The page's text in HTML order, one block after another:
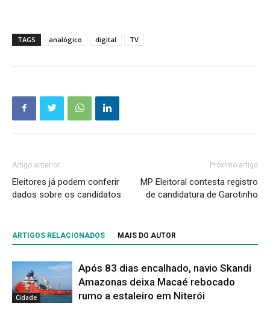
TAGS analógico digital TV
Artigo anterior
Eleitores já podem conferir
dados sobre os candidatos
Próximo artigo
MP Eleitoral contesta registro
de candidatura de Garotinho
ARTIGOS RELACIONADOS MAIS DO AUTOR
Cidade
Após 83 dias encalhado, navio Skandi
Amazonas deixa Macaé rebocado
rumo a estaleiro em Niterói